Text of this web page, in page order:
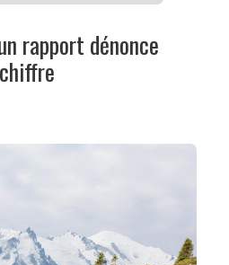
rapport dénonce